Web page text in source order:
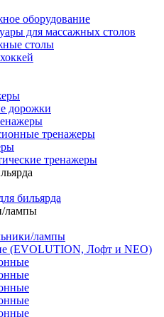
оборудование
для массажных столов
столы
дорожки
тренажеры
тренажеры
бильярда
лампы
лампы
(EVOLUTION, Лофт и NEO)